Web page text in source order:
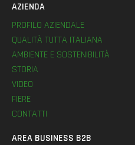
AZIENDA
PROFILO AZIENDALE
QUALITÀ TUTTA ITALIANA
AMBIENTE E SOSTENIBILITÀ
STORIA
VIDEO
FIERE
CONTATTI
AREA BUSINESS B2B